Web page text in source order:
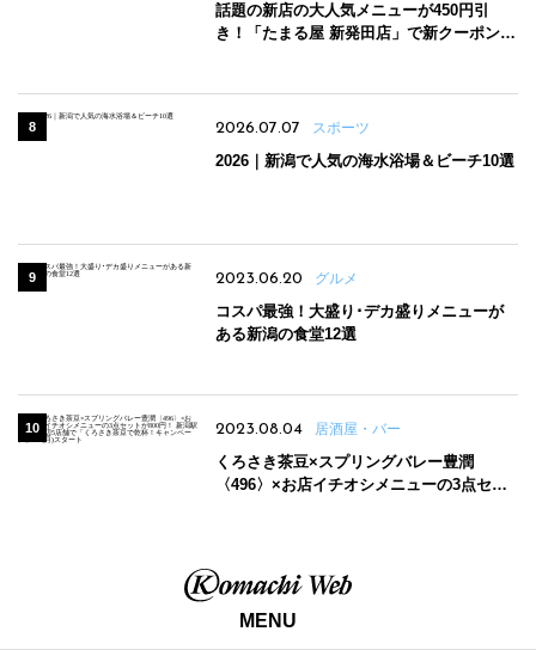
話題の新店の大人気メニューが450円引
き！「たまる屋 新発田店」で新クーポン登
2026.07.07 スポーツ
2026｜新潟で人気の海水浴場＆ビーチ10選
2023.06.20 グルメ
コスパ最強！大盛り･デカ盛りメニューが
ある新潟の食堂12選
2023.08.04 居酒屋・バー
くろさき茶豆×スプリングバレー豊潤
〈496〉×お店イチオシメニューの3点セッ
MENU